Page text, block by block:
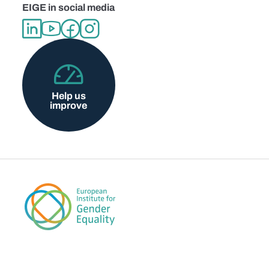
EIGE in social media
Help us
improve